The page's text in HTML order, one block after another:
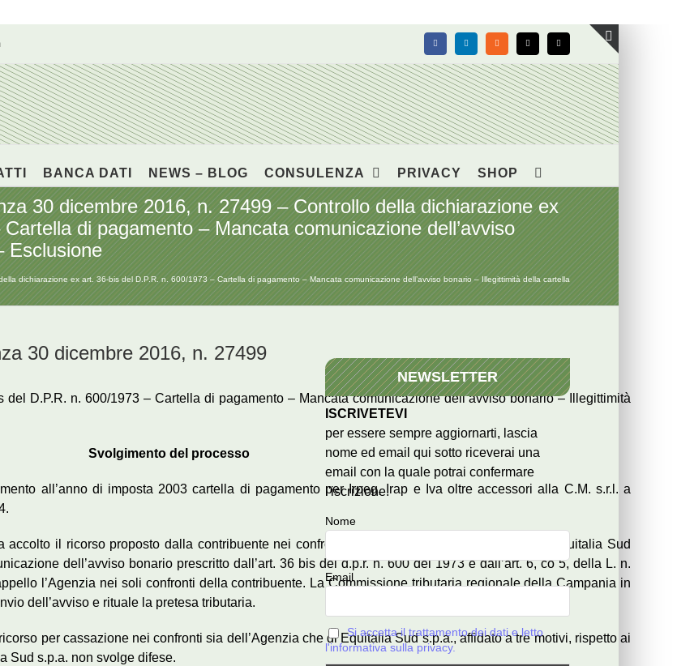
FacebookLinkedIn Rss X Email
BANCA DATI NEWS – BLOG CONSULENZA PRIVACY SHOP
30 dicembre 2016, n. 27499 – Controllo della dichiarazione ex
di pagamento – Mancata comunicazione dell’avviso
Esclusione
dichiarazione ex art. 36-bis del D.P.R. n. 600/1973 – Cartella di pagamento – Mancata comunicazione dell’avviso bonario – Illegittimità della cartella
30 dicembre 2016, n. 27499
D.P.R. n. 600/1973 – Cartella di pagamento – Mancata comunicazione dell’avviso bonario – Illegittimità
Svolgimento del processo
all’anno di imposta 2003 cartella di pagamento per Irpeg, Irap e Iva oltre accessori alla C.M. s.r.l. a
il ricorso proposto dalla contribuente nei confronti dell’Agenzia e della G. s.p.a. (ora Equitalia Sud
dell’avviso bonario prescritto dall’art. 36 bis del d.p.r. n. 600 del 1973 e dall’art. 6, co 5, della L. n.
l’Agenzia nei soli confronti della contribuente. La Commissione tributaria regionale della Campania in
dell’avviso e rituale la pretesa tributaria.
per cassazione nei confronti sia dell’Agenzia che di Equitalia Sud s.p.a., affidato a tre motivi, rispetto ai
Sud s.p.a. non svolge difese.
NEWSLETTER
ISCRIVETEVI
per essere sempre aggiornarti, lascia
nome ed email qui sotto riceverai una
email con la quale potrai confermare
l'iscrizione.
Nome
Email
Si accetta il trattamento dei dati e letto
l'informativa sulla privacy.
Toggle
area
barra
scorrevole